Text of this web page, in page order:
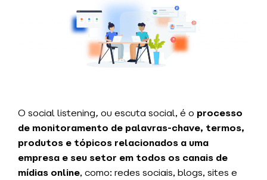
O social listening, ou escuta social, é o processo
de monitoramento de palavras-chave, termos,
produtos e tópicos relacionados a uma
empresa e seu setor em todos os canais de
mídias online, como: redes sociais, blogs, sites e